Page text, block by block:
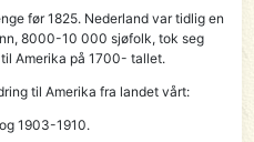
før 1825. Nederland var tidlig en
8000-10 000 sjøfolk, tok seg
Amerika på 1700- tallet.
til Amerika fra landet vårt:
1903-1910.